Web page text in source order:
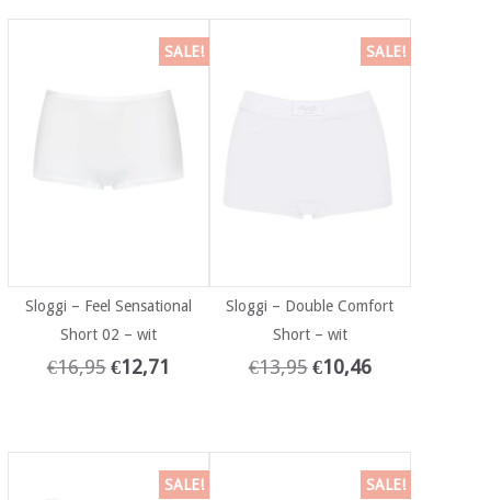
SALE!
Sloggi – Feel Sensational
Short 02 – wit
€16,95 €12,71
SALE!
Sloggi – Double Comfort
Short – wit
€13,95 €10,46
SALE! SALE!